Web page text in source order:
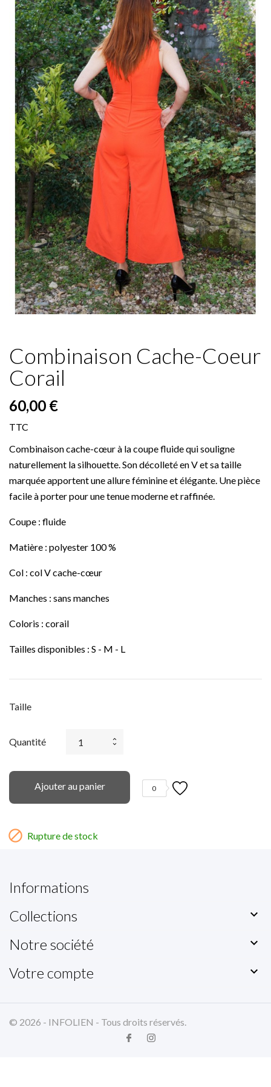
Combinaison Cache-Coeur
Corail
60,00 €
TTC
Combinaison cache-cœur à la coupe fluide qui souligne
naturellement la silhouette. Son décolleté en V et sa taille
marquée apportent une allure féminine et élégante. Une pièce
facile à porter pour une tenue moderne et raffinée.
Coupe : fluide
Matière : polyester 100 %
Col : col V cache-cœur
Manches : sans manches
Coloris : corail
Tailles disponibles : S - M - L
Taille
Quantité
Ajouter au panier 0
 Rupture de stock
Informations
Collections

Notre société 
Votre compte 
© 2026 - INFOLIEN - Tous droits réservés.